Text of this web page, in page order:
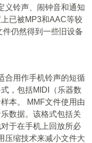
义铃声、闹钟音和通知
已被MP3和AAC等较
仍然得到一些旧设备
合用作手机铃声的短循
，包括MIDI（乐器数
本。 MMF文件使用由
数据。该格式包括关
于在手机上回放所必
压缩技术来减小文件大